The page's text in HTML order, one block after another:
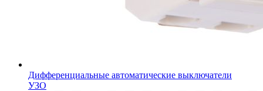
Дифференциальные автоматические выключатели
УЗО